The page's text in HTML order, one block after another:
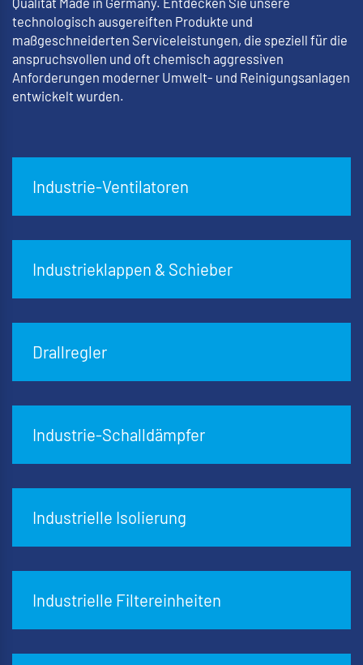
technologisch ausgereiften Produkte und
maßgeschneiderten Serviceleistungen, die speziell für die
anspruchsvollen und oft chemisch aggressiven
Anforderungen moderner Umwelt- und Reinigungsanlagen
entwickelt wurden.
Industrie-Ventilatoren
Industrieklappen & Schieber
Drallregler
Industrie-Schalldämpfer
Industrielle Isolierung
Industrielle Filtereinheiten